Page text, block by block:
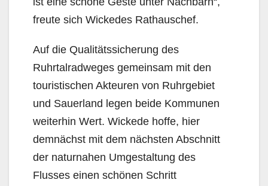
freute sich Wickedes Rathauschef.
Auf die Qualitätssicherung des
Ruhrtalradweges gemeinsam mit den
touristischen Akteuren von Ruhrgebiet
und Sauerland legen beide Kommunen
weiterhin Wert. Wickede hoffe, hier
demnächst mit dem nächsten Abschnitt
der naturnahen Umgestaltung des
Flusses einen schönen Schritt